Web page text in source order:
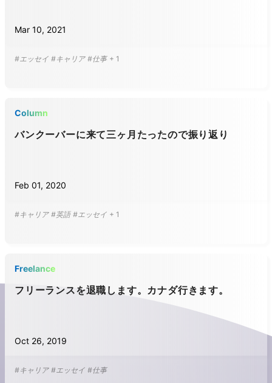
Mar 10, 2021
#エッセイ #キャリア #仕事 + 1
Column
バンクーバーに来て三ヶ月たったので振り返り
Feb 01, 2020
#キャリア #英語 #エッセイ + 1
Freelance
フリーランスを退職します。カナダ行きます。
Oct 26, 2019
#キャリア #エッセイ #仕事